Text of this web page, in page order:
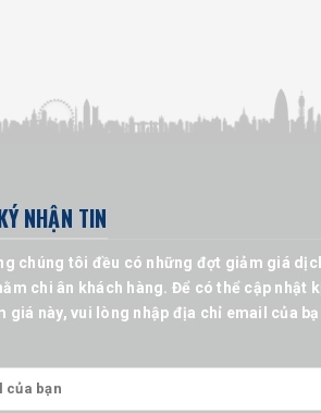
NHẬN TIN
chúng tôi đều có những đợt giảm giá
chi ân khách hàng. Để có thể cập nhật
giá này, vui lòng nhập địa chỉ email của